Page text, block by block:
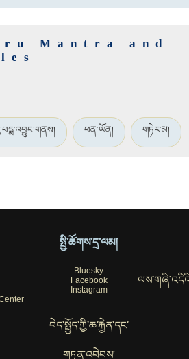
Mantra and
ཕན་ཡོན། གཏེར་མ།
སྤྱི་ཚོགས་དྲ་ལམ།
Bluesky
Facebook
Instagram
བེད་སྤྱོད་ཀྱི་ཆ་རྐྱེན་དང་
གཏན་འབེབས།